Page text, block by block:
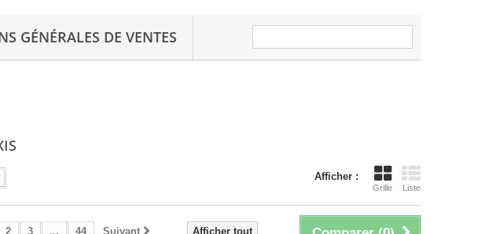
GÉNÉRALES DE VENTES
Afficher :
Grille Liste
Afficher tout
2 3 ... 44 Suivant